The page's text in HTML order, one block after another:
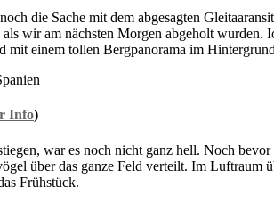
die Sache mit dem abgesagten
wir am nächsten Morgen abgeholt
mit einem tollen Bergpanorama im
Info)
war es noch nicht ganz hell. Noch
über das ganze Feld verteilt. Im Luftraum
Frühstück.